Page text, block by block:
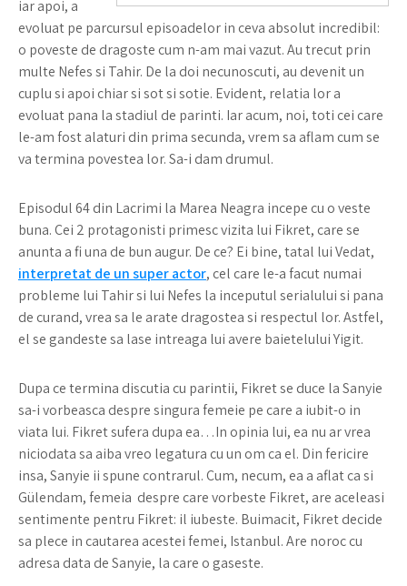
iar apoi, a
evoluat pe parcursul episoadelor in ceva absolut incredibil:
o poveste de dragoste cum n-am mai vazut. Au trecut prin
multe Nefes si Tahir. De la doi necunoscuti, au devenit un
cuplu si apoi chiar si sot si sotie. Evident, relatia lor a
evoluat pana la stadiul de parinti. Iar acum, noi, toti cei care
le-am fost alaturi din prima secunda, vrem sa aflam cum se
va termina povestea lor. Sa-i dam drumul.
Episodul 64 din Lacrimi la Marea Neagra incepe cu o veste
buna. Cei 2 protagonisti primesc vizita lui Fikret, care se
anunta a fi una de bun augur. De ce? Ei bine, tatal lui Vedat,
interpretat de un super actor, cel care le-a facut numai
probleme lui Tahir si lui Nefes la inceputul serialului si pana
de curand, vrea sa le arate dragostea si respectul lor. Astfel,
el se gandeste sa lase intreaga lui avere baietelului Yigit.
Dupa ce termina discutia cu parintii, Fikret se duce la Sanyie
sa-i vorbeasca despre singura femeie pe care a iubit-o in
viata lui. Fikret sufera dupa ea…In opinia lui, ea nu ar vrea
niciodata sa aiba vreo legatura cu un om ca el. Din fericire
insa, Sanyie ii spune contrarul. Cum, necum, ea a aflat ca si
Gülendam, femeia despre care vorbeste Fikret, are aceleasi
sentimente pentru Fikret: il iubeste. Buimacit, Fikret decide
sa plece in cautarea acestei femei, Istanbul. Are noroc cu
adresa data de Sanyie, la care o gaseste.